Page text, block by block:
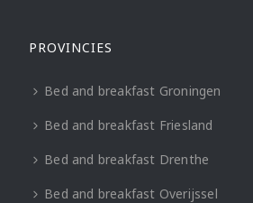
PROVINCIES
Bed and breakfast Groningen
Bed and breakfast Friesland
Bed and breakfast Drenthe
Bed and breakfast Overijssel